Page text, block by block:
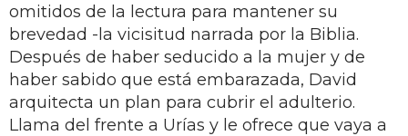
omitidos de la lectura para mantener su
brevedad -la vicisitud narrada por la Biblia.
Después de haber seducido a la mujer y de
haber sabido que está embarazada, David
arquitecta un plan para cubrir el adulterio.
Llama del frente a Urías y le ofrece que vaya a